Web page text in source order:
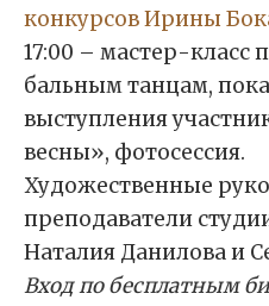
конкурсов Ирины
17:00 – мастер-класс
бальным танцам,
выступления
весны», фотосессия.
Художественные
преподаватели
Наталия Данилова и
Вход по бесплатным